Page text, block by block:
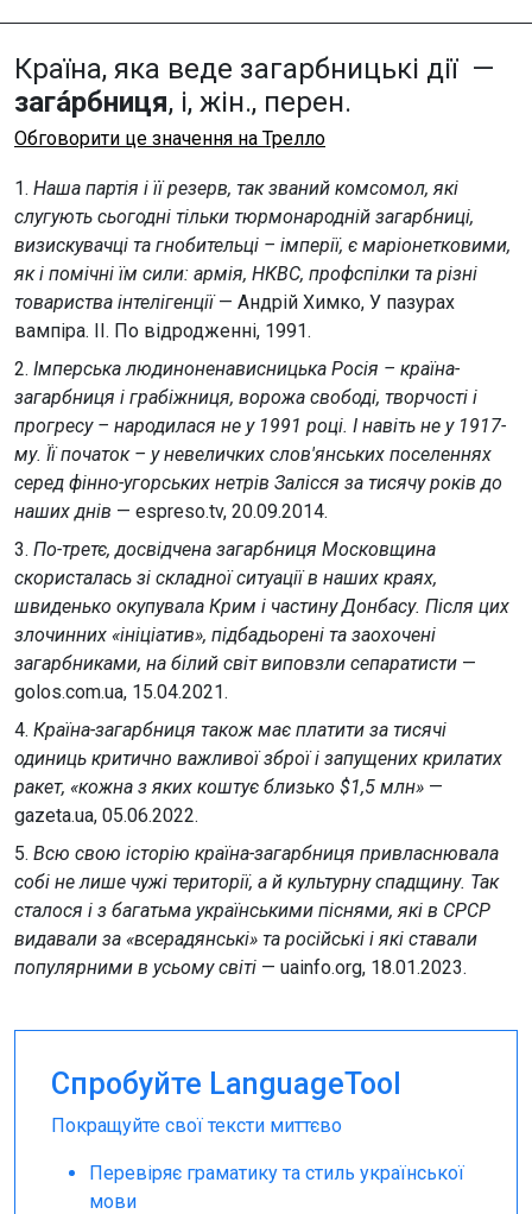
Країна, яка веде загарбницькі дії —
зага́рбниця, і, жін., перен.
Обговорити це значення на Трелло
1. Наша партія і її резерв, так званий комсомол, які
слугують сьогодні тільки тюрмонародній загарбниці,
визискувачці та гнобительці – імперії, є маріонетковими,
як і помічні їм сили: армія, НКВС, профспілки та різні
товариства інтелігенції— Андрій Химко, У пазурах
вампіра. ІІ. По відродженні, 1991.
2. Імперська людиноненависницька Росія – країна-
загарбниця і грабіжниця, ворожа свободі, творчості і
прогресу – народилася не у 1991 році. І навіть не у 1917-
му. Її початок – у невеличких слов'янських поселеннях
серед фінно-угорських нетрів Залісся за тисячу років до
наших днів — espreso.tv, 20.09.2014.
3. По-третє, досвідчена загарбниця Московщина
скористалась зі складної ситуації в наших краях,
швиденько окупувала Крим і частину Донбасу. Після цих
злочинних «ініціатив», підбадьорені та заохочені
загарбниками, на білий світ виповзли сепаратисти —
golos.com.ua, 15.04.2021.
4. Країна-загарбниця також має платити за тисячі
одиниць критично важливої зброї і запущених крилатих
ракет, «кожна з яких коштує близько $1,5 млн» —
gazeta.ua, 05.06.2022.
5. Всю свою історію країна-загарбниця привласнювала
собі не лише чужі території, а й культурну спадщину. Так
сталося і з багатьма українськими піснями, які в СРСР
видавали за «всерадянські» та російські і які ставали
популярними в усьому світі — uainfo.org, 18.01.2023.
Спробуйте LanguageTool
Покращуйте свої тексти миттєво
Перевіряє граматику та стиль української
мови